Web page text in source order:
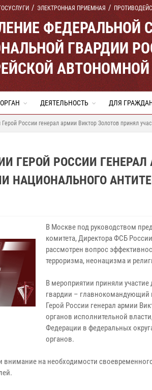
ЭЛЕКТРОННАЯ ПРИЕМНАЯ
ФЕДЕРАЛЬНОЙ
ГВАРДИИ
ДЕЯТЕЛЬНОСТЬ ДЛЯ
России генерал армии Виктор Золотов принял
ГЕРОЙ РОССИИ
НАЦИОНАЛЬНОГО
В Москве под руководством
комитета, Директора ФСБ
рассмотрен вопрос
терроризма, неонацизма и
В мероприятии приняли
гвардии – главнокомандующий
Герой России генерал армии
органов исполнительной
Федерации в федеральных
органов.
внимание на необходимости